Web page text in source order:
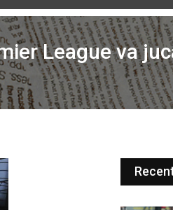
League va